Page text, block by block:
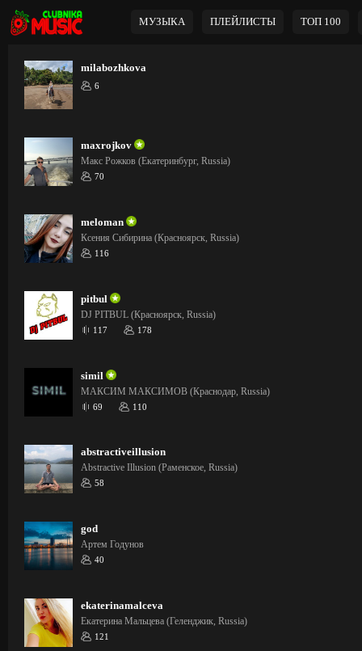
МУЗЫКА ПЛЕЙЛИСТЫ ТОП 100
milabozhkova
6
maxrojkov
Макс Рожков (Екатеринбург, Russia)
70
meloman
Ксения Сибирина (Красноярск, Russia)
116
pitbul
DJ PITBUL (Красноярск, Russia)
117 178
simil
МАКСИМ МАКСИМОВ (Краснодар, Russia)
69 110
abstractiveillusion
Abstractive Illusion (Раменское, Russia)
58
god
Артем Годунов
40
ekaterinamalceva
Екатерина Мальцева (Геленджик, Russia)
121